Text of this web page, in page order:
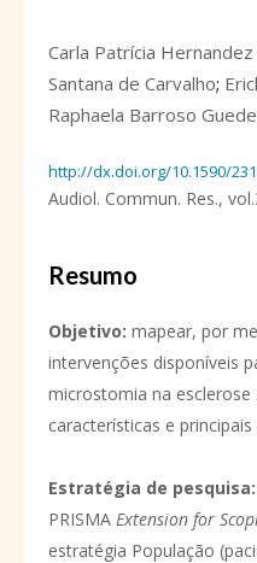
Carla Patrícia
Santana de Carvalho;
Raphaela Barroso
http://dx.doi.org/10.1590/
Audiol. Commun. Res.,
Resumo
Objetivo: mapear, por
intervenções disponíveis
microstomia na esclerose
características e
Estratégia de pesquisa:
PRISMA Extension for
estratégia População